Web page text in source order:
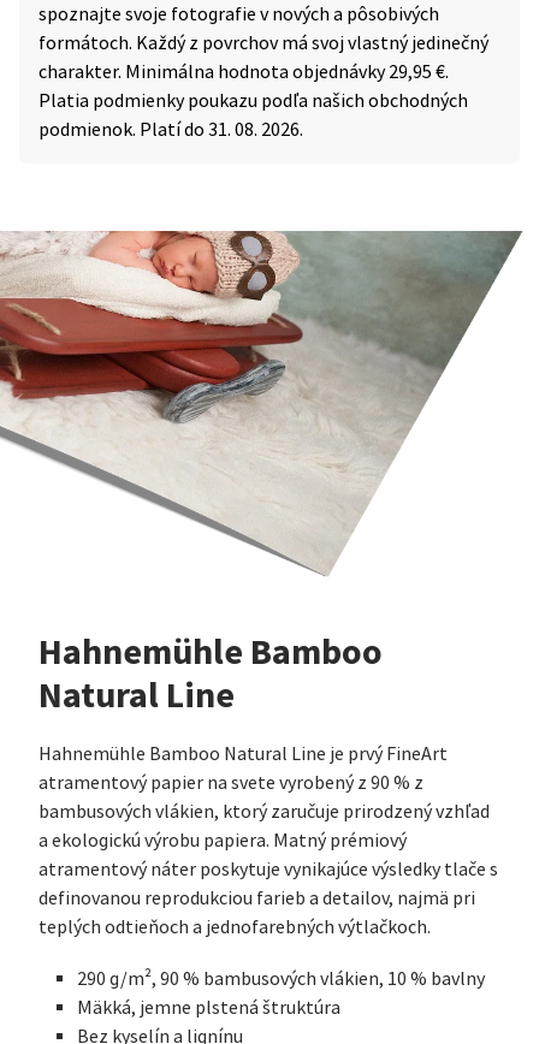
spoznajte svoje fotografie v nových a pôsobivých
formátoch. Každý z povrchov má svoj vlastný jedinečný
charakter. Minimálna hodnota objednávky 29,95 €.
Platia podmienky poukazu podľa našich obchodných
podmienok. Platí do 31. 08. 2026.
Hahnemühle Bamboo
Natural Line
Hahnemühle Bamboo Natural Line je prvý FineArt
atramentový papier na svete vyrobený z 90 % z
bambusových vlákien, ktorý zaručuje prirodzený vzhľad
a ekologickú výrobu papiera. Matný prémiový
atramentový náter poskytuje vynikajúce výsledky tlače s
definovanou reprodukciou farieb a detailov, najmä pri
teplých odtieňoch a jednofarebných výtlačkoch.
290 g/m², 90 % bambusových vlákien, 10 % bavlny
Mäkká, jemne plstená štruktúra
Bez kyselín a lignínu